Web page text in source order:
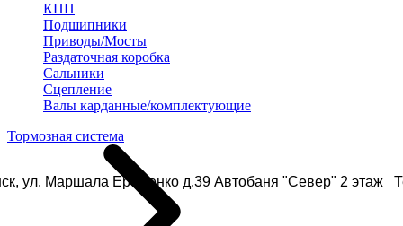
ул. Маршала Еременко д.39 Автобаня "Север" 2 этаж
КПП
Подшипники
Приводы/Мосты
Раздаточная коробка
Сальники
Сцепление
Валы карданные/комплектующие
Тормозная система